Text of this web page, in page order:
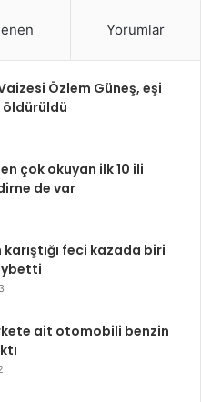
Yorumlar
Özlem Güneş, eşi
çok okuyan ilk 10 ili
de var
feci kazada biri
ait otomobili benzin